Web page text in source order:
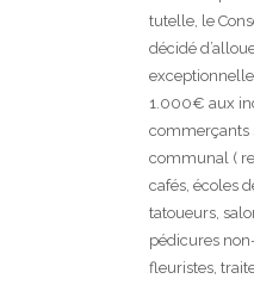
tutelle, le
décidé
1.000€ aux
commerçants
communal (
cafés, écoles
tatoueurs,
pédicures
fleuristes,